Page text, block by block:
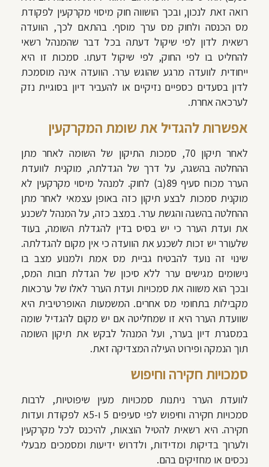
רואה זאת לנכון, ובכך הושווה חוק מיסוי מקרקעין לפקודת
מס הכנסה ולחוק מס ערך מוסף. בהתאם לכך, הוועדה
רשאית לדון לפי שיקול דעתה בכל דבר שהמנהל רשאי
להחליט בו לפי החוק, לפי שיקול דעתו. סמכות זו היא
ייחודית לוועדה מרגע שהוגש ערר. הוועדה אינה מוסמכת
לדון בסעדים כספיים נזיקיים או להעביר דיון בסוגיית נזק
לערכאה אחרת.
אפשרות להגדיל את שומת המקרקעין
לאחר תיקון 70, סמכות התיקון של השומה לאחר מתן
ההחלטה בהשגה, על דרך של הגדלתה, מוקנית לוועדת
הערר מכוח סעיף 89(ב) לחוק. למנהל מיסוי מקרקעין לא
מוקנית סמכות לבצע תיקון כזה באופן עצמאי לאחר מתן
ההחלטה בהשגה והגשת ערר. במצב כזה, על המנהל לשכנע
את ועדת הערר כי יש בסיס בדין להגדלת השומה, בעוד
שלעורר יש זכות לשכנע את הוועדה כי אין מקום להגדלתה.
שינוי זה נועד להבטיח גביית מס אמת ולמנוע מצב בו
נישומים מגישים ערר ללא סיכון של הגדלת חבות המס,
ובכך הוא משווה את סמכויות ועדת הערר לאלו של ערכאות
מקבילות בתחומי מס אחרים. המשמעות האופרטיבית היא
שוועדת הערר היא זו שמחליטה אם יש מקום להגדיל שומה
במסגרת דיון בערר, ועל המנהל לבקש את תיקון השומה
תוך הנמקה ופירוט העילה המצדיקה זאת.
סמכויות חקירה וחיפוש
לוועדת הערר ניתנות סמכויות מעין שיפוטיות, לרבות
סמכויות חקירה וחיפוש לפי סעיפים 5 ו-5א לפקודת ועדות
חקירה. היא רשאית להטיל הוצאות, להיכנס לכל מקרקעין
ולערוך בדיקות ומדידות, ולדרוש ידיעות ומסמכים מבעלי
נכסים או מחזיקים בהם.